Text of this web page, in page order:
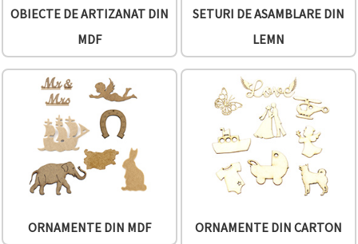
OBIECTE DE ARTIZANAT DIN
MDF
SETURI DE ASAMBLARE DIN
LEMN
ORNAMENTE DIN MDF
ORNAMENTE DIN CARTON